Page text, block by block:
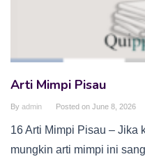
Arti Mimpi Pisau
By admin Posted on June 8, 2026
16 Arti Mimpi Pisau – Jika
mungkin arti mimpi ini